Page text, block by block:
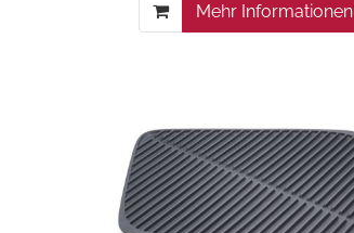
Mehr Informationen